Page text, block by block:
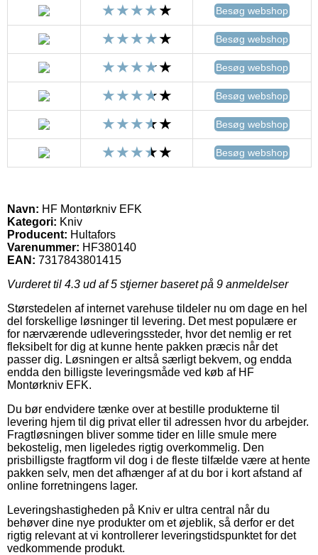
Besøg webshop
Besøg webshop
Besøg webshop
Besøg webshop
Besøg webshop
Besøg webshop
Navn: HF Montørkniv EFK
Kategori: Kniv
Producent: Hultafors
Varenummer: HF380140
EAN: 7317843801415
Vurderet til 4.3 ud af 5 stjerner baseret på 9 anmeldelser
Størstedelen af internet varehuse tildeler nu om dage en hel
del forskellige løsninger til levering. Det mest populære er
for nærværende udleveringssteder, hvor det nemlig er ret
fleksibelt for dig at kunne hente pakken præcis når det
passer dig. Løsningen er altså særligt bekvem, og endda
endda den billigste leveringsmåde ved køb af HF
Montørkniv EFK.
Du bør endvidere tænke over at bestille produkterne til
levering hjem til dig privat eller til adressen hvor du arbejder.
Fragtløsningen bliver somme tider en lille smule mere
bekostelig, men ligeledes rigtig overkommelig. Den
prisbilligste fragtform vil dog i de fleste tilfælde være at hente
pakken selv, men det afhænger af at du bor i kort afstand af
online forretningens lager.
Leveringshastigheden på Kniv er ultra central når du
behøver dine nye produkter om et øjeblik, så derfor er det
rigtig relevant at vi kontrollerer leveringstidspunktet for det
vedkommende produkt.